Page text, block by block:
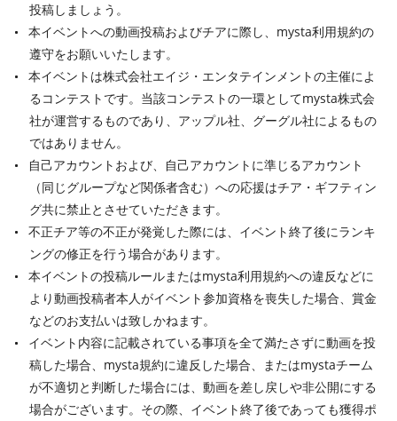
投稿しましょう。
本イベントへの動画投稿およびチアに際し、mysta利用規約の
遵守をお願いいたします。
本イベントは株式会社エイジ・エンタテインメントの主催によ
るコンテストです。当該コンテストの一環としてmysta株式会
社が運営するものであり、アップル社、グーグル社によるもの
ではありません。
自己アカウントおよび、自己アカウントに準じるアカウント
（同じグループなど関係者含む）への応援はチア・ギフティン
グ共に禁止とさせていただきます。
不正チア等の不正が発覚した際には、イベント終了後にランキ
ングの修正を行う場合があります。
本イベントの投稿ルールまたはmysta利用規約への違反などに
より動画投稿者本人がイベント参加資格を喪失した場合、賞金
などのお支払いは致しかねます。
イベント内容に記載されている事項を全て満たさずに動画を投
稿した場合、mysta規約に違反した場合、またはmystaチーム
が不適切と判断した場合には、動画を差し戻しや非公開にする
場合がございます。その際、イベント終了後であっても獲得ポ